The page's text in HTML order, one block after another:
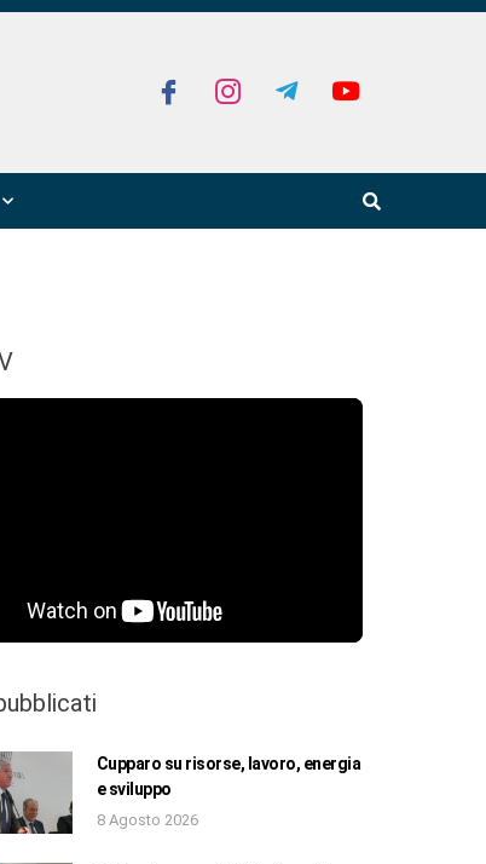
Cupparo su risorse, lavoro, energia
e sviluppo
8 Agosto 2026